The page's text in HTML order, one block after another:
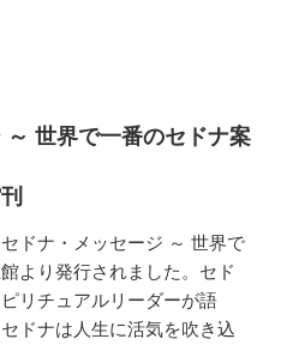
～ 世界で一番のセドナ案
ドナ・メッセージ ～ 世界で
より発行されました。セド
リチュアルリーダーが語
ドナは人生に活気を吹き込